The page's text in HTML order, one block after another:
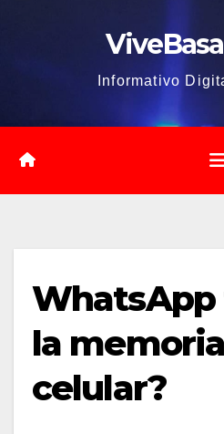
Informativo
WhatsApp
la
celular?